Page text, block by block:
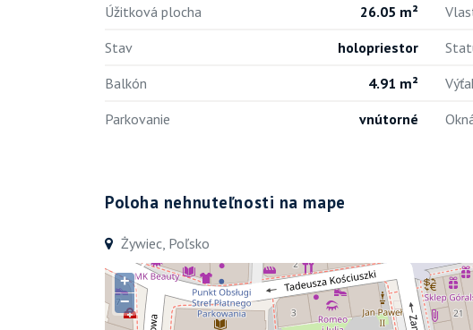
Úžitková plocha
26.05 m²
Stav
holopriestor
Balkón
4.91 m²
Parkovanie
vnútorné
Poloha nehnuteľnosti na mape
Żywiec, Poľsko
+
−